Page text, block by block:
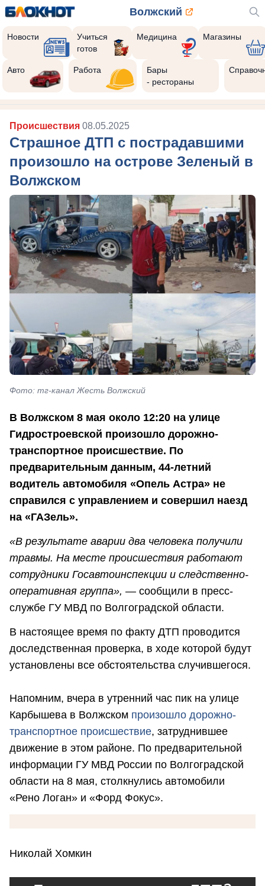
Волжский
Новости
Учиться
готов
Медицина Магазины
Авто Работа
Бары
- рестораны
Происшествия 08.05.2025
Страшное ДТП с пострадавшими
произошло на острове Зеленый в
Волжском
Фото: тг-канал Жесть Волжский
В Волжском 8 мая около 12:20 на улице
Гидростроевской произошло дорожно-
транспортное происшествие. По
предварительным данным, 44-летний
водитель автомобиля «Опель Астра» не
справился с управлением и совершил наезд
на «ГАЗель».
«В результате аварии два человека получили
травмы. На месте происшествия работают
сотрудники Госавтоинспекции и следственно-
оперативная группа», — сообщили в пресс-
службе ГУ МВД по Волгоградской области.
В настоящее время по факту ДТП проводится
доследственная проверка, в ходе которой будут
установлены все обстоятельства случившегося.
Напомним, вчера в утренний час пик на улице
Карбышева в Волжском произошло дорожно-
транспортное происшествие, затруднившее
движение в этом районе. По предварительной
информации ГУ МВД России по Волгоградской
области на 8 мая, столкнулись автомобили
«Рено Логан» и «Форд Фокус».
Николай Хомкин